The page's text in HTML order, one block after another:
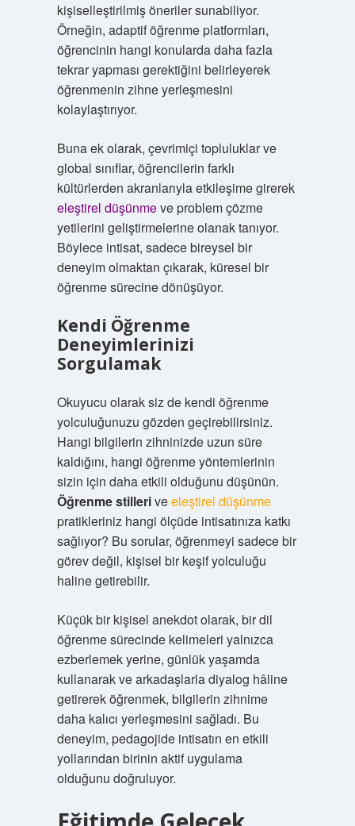
kişiselleştirilmiş öneriler sunabiliyor.
Örneğin, adaptif öğrenme platformları,
öğrencinin hangi konularda daha fazla
tekrar yapması gerektiğini belirleyerek
öğrenmenin zihne yerleşmesini
kolaylaştırıyor.
Buna ek olarak, çevrimiçi topluluklar ve
global sınıflar, öğrencilerin farklı
kültürlerden akranlarıyla etkileşime girerek
eleştirel düşünmeve problem çözme
yetilerini geliştirmelerine olanak tanıyor.
Böylece intisat, sadece bireysel bir
deneyim olmaktan çıkarak, küresel bir
öğrenme sürecine dönüşüyor.
Kendi Öğrenme
Deneyimlerinizi
Sorgulamak
Okuyucu olarak siz de kendi öğrenme
yolculuğunuzu gözden geçirebilirsiniz.
Hangi bilgilerin zihninizde uzun süre
kaldığını, hangi öğrenme yöntemlerinin
sizin için daha etkili olduğunu düşünün.
Öğrenme stilleriveeleştirel düşünme
pratikleriniz hangi ölçüde intisatınıza katkı
sağlıyor? Bu sorular, öğrenmeyi sadece bir
görev değil, kişisel bir keşif yolculuğu
haline getirebilir.
Küçük bir kişisel anekdot olarak, bir dil
öğrenme sürecinde kelimeleri yalnızca
ezberlemek yerine, günlük yaşamda
kullanarak ve arkadaşlarla diyalog hâline
getirerek öğrenmek, bilgilerin zihnime
daha kalıcı yerleşmesini sağladı. Bu
deneyim, pedagojide intisatın en etkili
yollarından birinin aktif uygulama
olduğunu doğruluyor.